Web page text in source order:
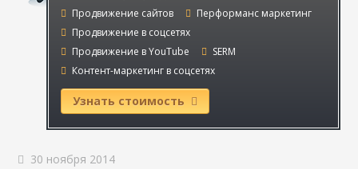
Продвижение сайтов
Перформанс маркетинг
Продвижение в соцсетях
Продвижение в YouTube
SERM
Контент-маркетинг в соцсетях
Узнать стоимость
30 ноября 2014